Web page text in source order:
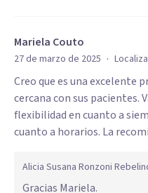
Mariela Couto
27 de marzo de 2025 ·
Creo que es una excelente
cercana con sus pacientes.
flexibilidad en cuanto a
cuanto a horarios. La
Alicia Susana Ronzoni
Gracias Mariela.